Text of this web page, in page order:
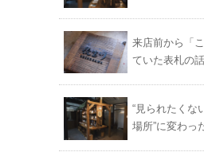
来店前から「
ていた表札の話
“見られたくな
場所”に変わっ